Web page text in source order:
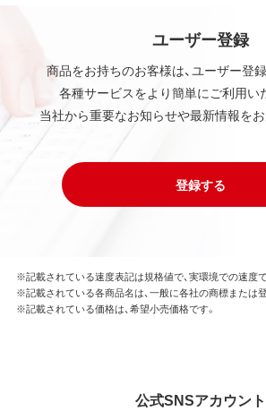
ユーザー登録
商品をお持ちのお客様は、ユーザー登
各種サービスをより簡単にご利用い
当社から重要なお知らせや最新情報をお
登録する
※記載されている速度表記は規格値で、実環境での速度
※記載されている各商品名は、一般に各社の商標または
※記載されている価格は、希望小売価格です。
公式SNSアカウント